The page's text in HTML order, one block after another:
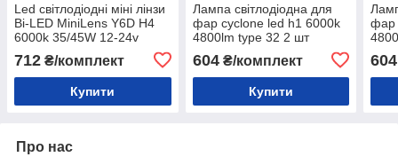
Led світлодіодні міні лінзи
Bi-LED MiniLens Y6D H4
6000k 35/45W 12-24v
712 ₴/комплект
Купити
Лампа світлодіодна для
фар cyclone led h1 6000k
4800lm type 32 2 шт
604₴/комплект
Купити
фар
604
Про нас